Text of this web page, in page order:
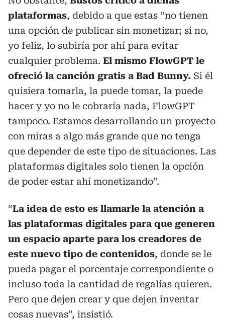
plataformas, debido a que estas “no tienen
una opción de publicar sin monetizar; si no,
yo feliz, lo subiría por ahí para evitar
cualquier problema. El mismo FlowGPT le
ofreció la canción gratis a Bad Bunny. Si él
quisiera tomarla, la puede tomar, la puede
hacer y yo no le cobraría nada, FlowGPT
tampoco. Estamos desarrollando un proyecto
con miras a algo más grande que no tenga
que depender de este tipo de situaciones. Las
plataformas digitales solo tienen la opción
de poder estar ahí monetizando”.
“La idea de esto es llamarle la atención a
las plataformas digitales para que generen
un espacio aparte para los creadores de
este nuevo tipo de contenidos, donde se le
pueda pagar el porcentaje correspondiente o
incluso toda la cantidad de regalías quieren.
Pero que dejen crear y que dejen inventar
cosas nuevas”, insistió.